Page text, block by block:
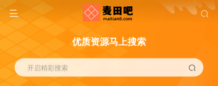
优质资源马上搜索
开启精彩搜索